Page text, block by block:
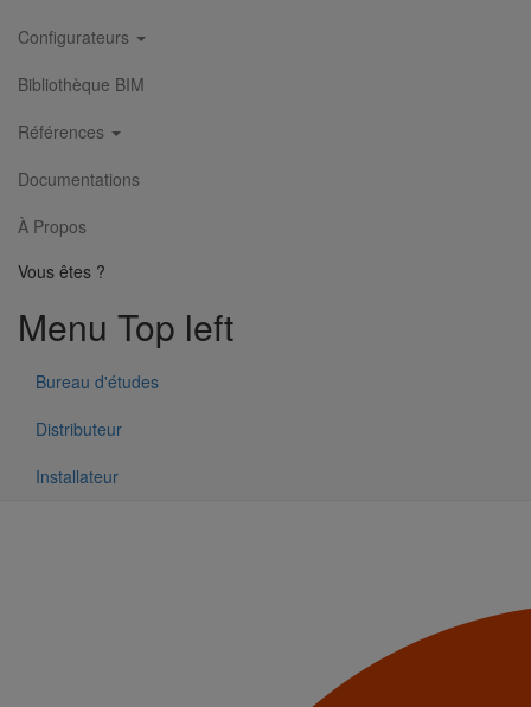
Configurateurs
Bibliothèque BIM
Références
Documentations
À Propos
Vous êtes ?
Menu Top left
Bureau d'études
Distributeur
Installateur
Collier de descente DN250
En savoir plussur Collier de descente DN250
1 2 3 4 5